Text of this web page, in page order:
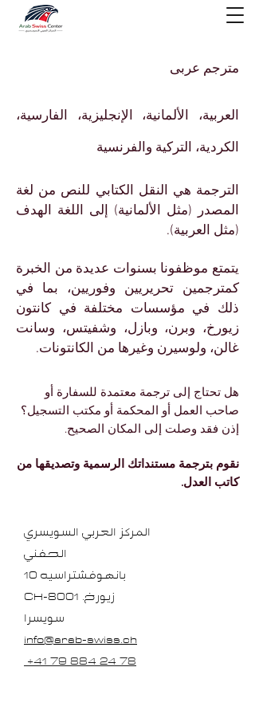
مترجم عربى
العربية، الألمانية، الإنجليزية، الفارسية،
الكردية، التركية والفرنسية
الترجمة هي النقل الكتابي للنص من لغة
المصدر (مثل الألمانية) إلى اللغة الهدف
(مثل العربية).
يتمتع موظفونا بسنوات عديدة من الخبرة
كمترجمين تحريريين وفوريين، بما في
ذلك في مؤسسات مختلفة في كانتون
زيورخ، وبرن، وبازل، وشفيتس، وسانت
غالن، ولوسيرن وغيرها من الكانتونات.
هل تحتاج إلى ترجمة معتمدة للسفارة أو
صاحب العمل أو المحكمة أو مكتب التسجيل؟
إذن فقد وصلت إلى المكان الصحيح.
نقوم بترجمة مستنداتك الرسمية وتصديقها من
كاتب العدل.
المركز العربي السويسري
الحفني
بانهوفشتراسيه 10
CH-8001 .زيورخ
سويسرا
info@arab-swiss.ch
+41 79 884 24 78